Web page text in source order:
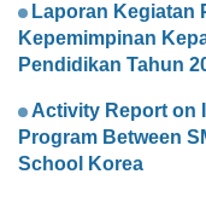
Laporan Kegiatan
Kepemimpinan
Pendidikan Tahun
Activity Report on
Program Between
School Korea